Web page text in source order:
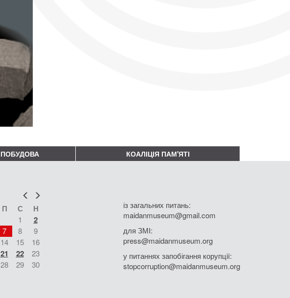
ПОБУДОВА КОАЛІЦІЯ ПАМ'ЯТІ
Попер
П С Н
1 2
7 8
9
14 15
16
21 22
23
28 29
30
із загальних питань:
maidanmuseum@gmail.com
для ЗМІ:
press@maidanmuseum.org
у питаннях запобігання корупції:
stopcorruption@maidanmuseum.org